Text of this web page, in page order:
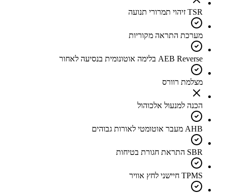
TSR זיהוי תמרורי תנועה
מערכת התראה מקוריות
AEB Reverse בלימה אוטונומית בנסיעה לאחור
מצלמת רוורס
הכנה למנעול אלכוהול
AHB מעבר אוטומטי לאורות גבוהים
SBR התראת חגורת בטיחות
TPMS חיישני לחץ אוויר